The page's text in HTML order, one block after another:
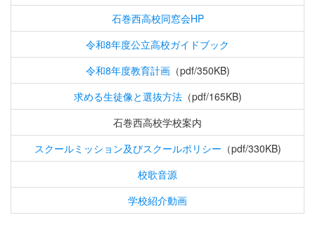
石巻西高校同窓会HP
令和8年度公立高校ガイドブック
令和8年度教育計画（pdf/350KB)
求める生徒像と選抜方法（pdf/165KB)
石巻西高校学校案内
スクールミッション及びスクールポリシー （pdf/330KB)
校歌音源
学校紹介動画